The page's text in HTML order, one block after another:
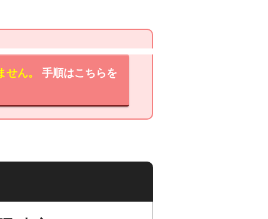
ん。 手順はこちらを